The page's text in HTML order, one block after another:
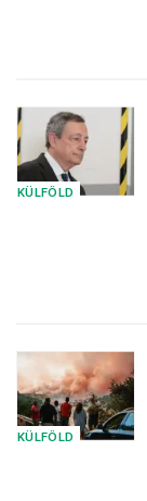
KÜLFÖLD
KÜLFÖLD